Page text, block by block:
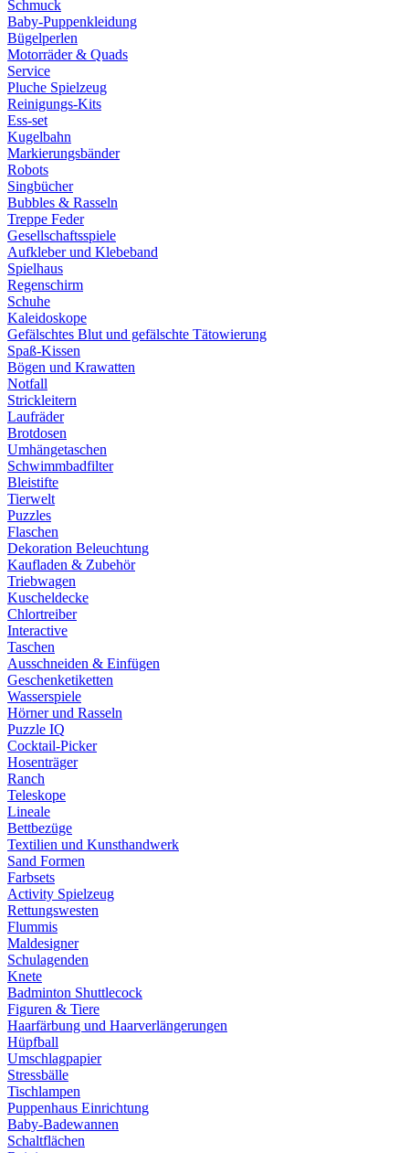
Schmuck
Baby-Puppenkleidung
Bügelperlen
Motorräder & Quads
Service
Pluche Spielzeug
Reinigungs-Kits
Ess-set
Kugelbahn
Markierungsbänder
Robots
Singbücher
Bubbles & Rasseln
Treppe Feder
Gesellschaftsspiele
Aufkleber und Klebeband
Spielhaus
Regenschirm
Schuhe
Kaleidoskope
Gefälschtes Blut und gefälschte Tätowierung
Spaß-Kissen
Bögen und Krawatten
Notfall
Strickleitern
Laufräder
Brotdosen
Umhängetaschen
Schwimmbadfilter
Bleistifte
Tierwelt
Puzzles
Flaschen
Dekoration Beleuchtung
Kaufladen & Zubehör
Triebwagen
Kuscheldecke
Chlortreiber
Interactive
Taschen
Ausschneiden & Einfügen
Geschenketiketten
Wasserspiele
Hörner und Rasseln
Puzzle IQ
Cocktail-Picker
Hosenträger
Ranch
Teleskope
Lineale
Bettbezüge
Textilien und Kunsthandwerk
Sand Formen
Farbsets
Activity Spielzeug
Rettungswesten
Flummis
Maldesigner
Schulagenden
Knete
Badminton Shuttlecock
Figuren & Tiere
Haarfärbung und Haarverlängerungen
Hüpfball
Umschlagpapier
Stressbälle
Tischlampen
Puppenhaus Einrichtung
Baby-Badewannen
Schaltflächen